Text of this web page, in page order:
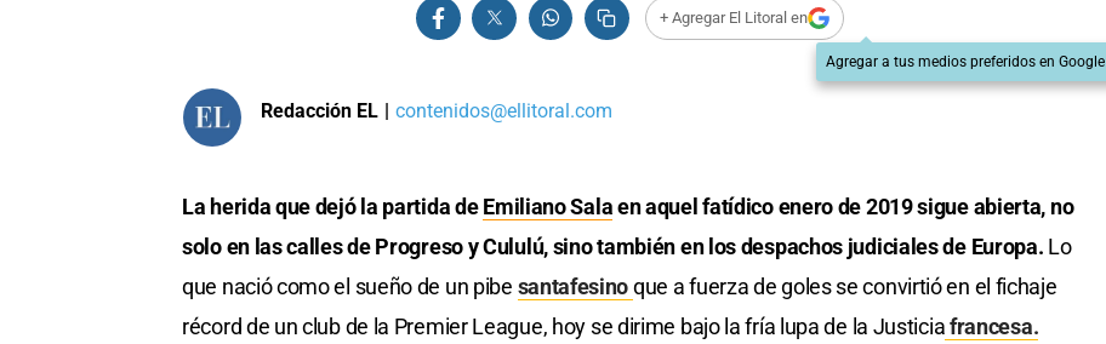
+ Agregar El Litoral en
Agregar a tus medios preferidos en Google
Redacción EL | contenidos@ellitoral.com
La herida que dejó la partida deEmiliano Salaen aquel fatídico enero de 2019 sigue abierta, no
solo en las calles de Progreso y Cululú, sino también en los despachos judiciales de Europa. Lo
que nació como el sueño de un pibe santafesinoque a fuerza de goles se convirtió en el fichaje
récord de un club de la Premier League, hoy se dirime bajo la fría lupa de la Justiciafrancesa.